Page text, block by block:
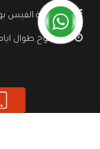
صفحة الفيس
مفتوح طوال